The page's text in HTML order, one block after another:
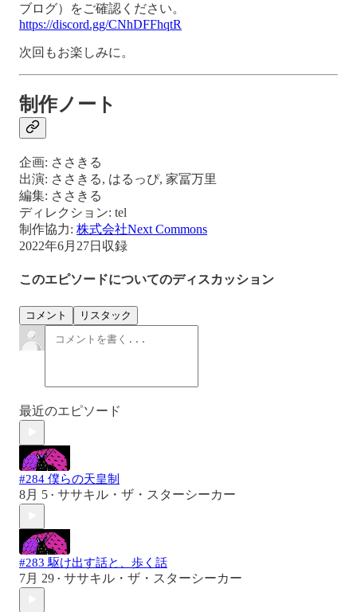
ブログ）をご確認ください。
https://discord.gg/CNhDFFhqtR
次回もお楽しみに。
制作ノート
企画: ささきる
出演: ささきる, はるっぴ, 家冨万里
編集: ささきる
ディレクション: tel
制作協力: 株式会社Next Commons
2022年6月27日収録
このエピソードについてのディスカッション
コメント リスタック
最近のエピソード
#284 僕らの天皇制
8月 5 • ササキル・ザ・スターシーカー
#283 駆け出す話と、歩く話
7月 29 • ササキル・ザ・スターシーカー